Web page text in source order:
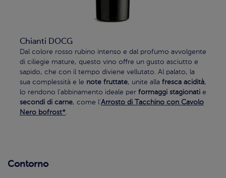
Chianti DOCG
Dal colore rosso rubino intenso e dal profumo avvolgente
di ciliegie mature, questo vino offre un gusto asciutto e
sapido, che con il tempo diviene vellutato. Al palato, la
sua complessità e le note fruttate, unite alla fresca acidità,
lo rendono l'abbinamento ideale per formaggi stagionati e
secondi di carne, come l'Arrosto di Tacchino con Cavolo
Nero bofrost*.
Contorno